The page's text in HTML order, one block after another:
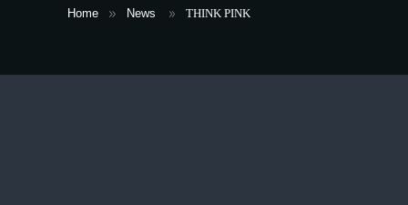
Home News THINK PINK